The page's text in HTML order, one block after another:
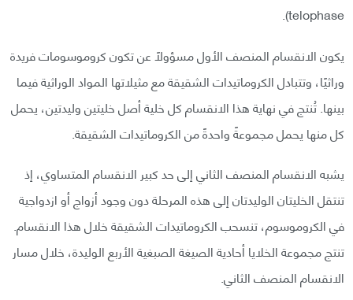
telophase).
يكون الانقسام المنصف الأول مسؤولًا عن تكون كروموسومات فريدة
وراثيًا، وتتبادل الكروماتيدات الشقيقة مع مثيلاتها المواد الوراثية فيما
بينها. تُنتج في نهاية هذا الانقسام كل خلية أصل خليتين وليدتين، يحمل
كل منها يحمل مجموعةً واحدةً من الكروماتيدات الشقيقة.
يشبه الانقسام المنصف الثاني إلى حد كبير الانقسام المتساوي، إذ
تنتقل الخليتان الوليدتان إلى هذه المرحلة دون وجود أزواج أو ازدواجية
في الكروموسوم، تنسحب الكروماتيدات الشقيقة خلال هذا الانقسام.
تنتج مجموعة الخلايا أحادية الصيغة الصبغية الأربع الوليدة، خلال مسار
الانقسام المنصف الثاني.